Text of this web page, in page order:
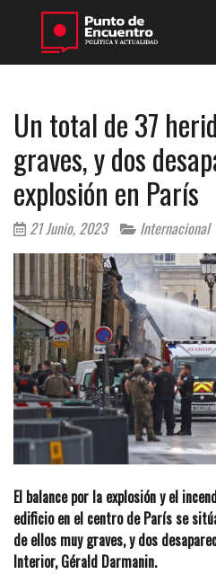
Un total de 37
graves, y dos
explosión en París
21 Junio, 2023 Internacional
El balance por la explosión y el
edificio en el centro de París se
de ellos muy graves, y dos
Interior, Gérald Darmanin.